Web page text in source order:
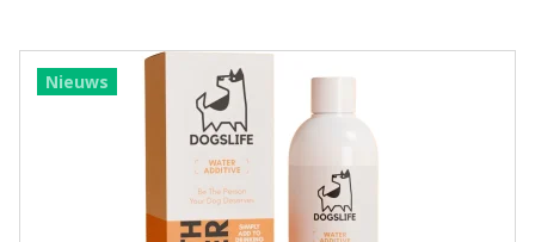
Nieuws